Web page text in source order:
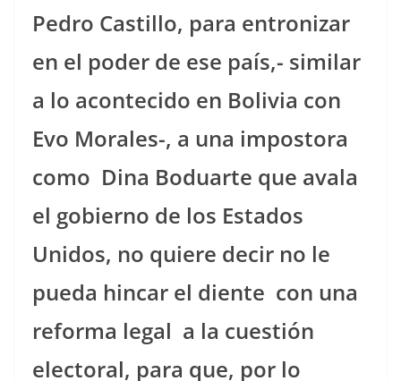
Pedro Castillo, para entronizar
en el poder de ese país,- similar
a lo acontecido en Bolivia con
Evo Morales-, a una impostora
como Dina Boduarte que avala
el gobierno de los Estados
Unidos, no quiere decir no le
pueda hincar el diente con una
reforma legal a la cuestión
electoral, para que, por lo